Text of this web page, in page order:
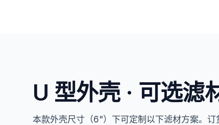
U 型外壳 · 可选滤
本款外壳尺寸（6"）下可定制以下滤材方案。订